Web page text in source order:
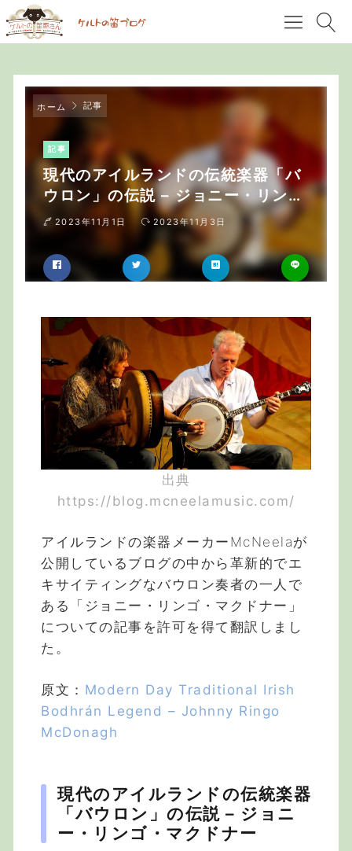
ホーム 記事
記事
現代のアイルランドの伝統楽器「バ
ウロン」の伝説 – ジョニー・リン
ゴ・マクドナー
2023年11月1日 2023年11月3日
出典
https://blog.mcneelamusic.com/
アイルランドの楽器メーカーMcNeelaが
公開しているブログの中から革新的でエ
キサイティングなバウロン奏者の一人で
ある「ジョニー・リンゴ・マクドナー」
についての記事を許可を得て翻訳しまし
た。
原文： Modern Day Traditional Irish
Bodhrán Legend – Johnny Ringo
McDonagh
現代のアイルランドの伝統楽器
「バウロン」の伝説 – ジョニ
ー・リンゴ・マクドナー